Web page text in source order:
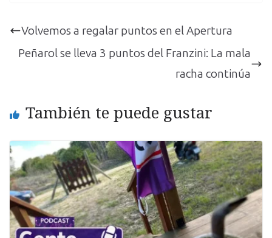
Volvemos a regalar puntos en el Apertura
Peñarol se lleva 3 puntos del Franzini: La mala
racha continúa
También te puede gustar